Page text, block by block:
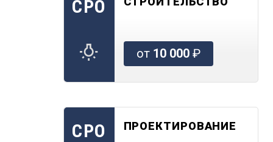
СРО
от 10 000₽
СРО ПРОЕКТИРОВАНИЕ